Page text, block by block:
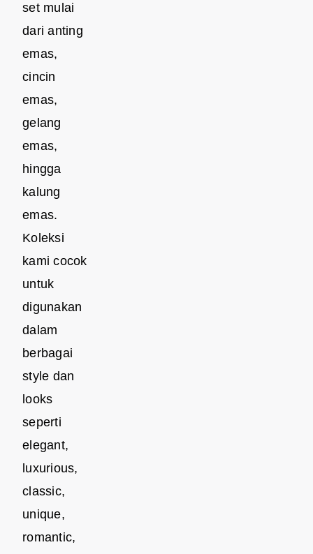
set mulai
dari anting
emas,
cincin
emas,
gelang
emas,
hingga
kalung
emas.
Koleksi
kami cocok
untuk
digunakan
dalam
berbagai
style dan
looks
seperti
elegant,
luxurious,
classic,
unique,
romantic,